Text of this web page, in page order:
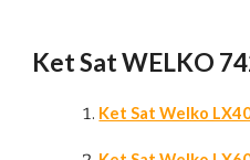
Ket Sat WELKO
Ket Sat Welko